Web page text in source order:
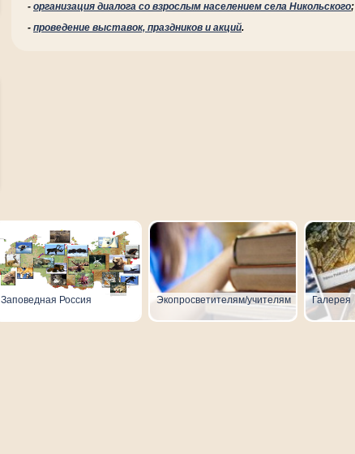
- организация диалога со взрослым населением села Никольского;
- проведение выставок, праздников и акций.
Заповедная Россия Экопросветителям/учителям Галерея